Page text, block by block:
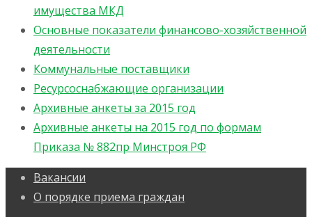
имущества МКД
Основные показатели финансово-хозяйственной
деятельности
Коммунальные поставщики
Ресурсоснабжающие организации
Архивные анкеты за 2015 год
Архивные анкеты на 2015 год по формам
Приказа № 882пр Минстроя РФ
Вакансии
О порядке приема граждан